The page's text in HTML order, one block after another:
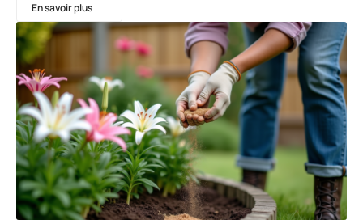
En savoir plus